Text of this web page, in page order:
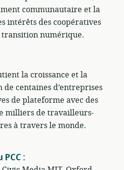
communautaire et la
intérêts des coopératives
numérique.
la croissance et la
de centaines d’entreprises
de plateforme avec des
milliers de travailleurs-
à travers le monde.
: